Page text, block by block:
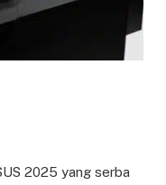
2025 yang serba